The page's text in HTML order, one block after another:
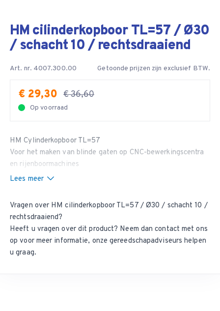
HM cilinderkopboor TL=57 / Ø30
/ schacht 10 / rechtsdraaiend
Art. nr. 4007.300.00 Getoonde prijzen zijn exclusief BTW.
€ 29,30 € 36,60
Op voorraad
HM Cylinderkopboor TL=57
Voor het maken van blinde gaten op CNC-bewerkingscentra
en rijenboormachines
Lees meer
Vragen over HM cilinderkopboor TL=57 / Ø30 / schacht 10 /
rechtsdraaiend?
Heeft u vragen over dit product? Neem dancontact met ons
op voor meer informatie, onze gereedschapadviseurs helpen
u graag.